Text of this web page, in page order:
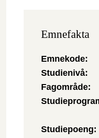
Emnefakta
Emnekode
Studienivå
Fagområde
Studiepoeng